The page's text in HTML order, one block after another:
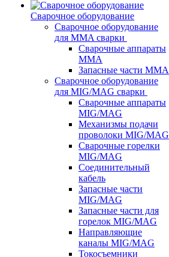
Сварочное оборудование
Сварочное оборудование
для MMA сварки
Сварочные аппараты
MMA
Запасные части MMA
Сварочное оборудование
для MIG/MAG сварки
Сварочные аппараты
MIG/MAG
Механизмы подачи
проволоки MIG/MAG
Сварочные горелки
MIG/MAG
Соединительный
кабель
Запасные части
MIG/MAG
Запасные части для
горелок MIG/MAG
Направляющие
каналы MIG/MAG
Токосъемники